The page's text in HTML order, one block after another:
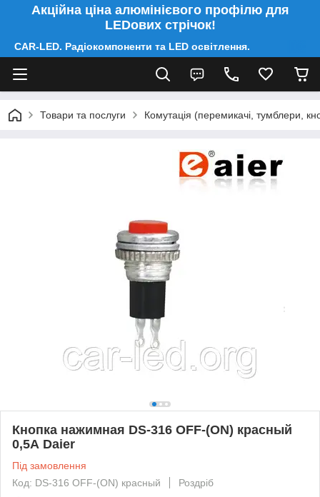
Акційна ціна алюмінієвого профілю для
LEDових стрічок!
CAR-LED. Радіокомпоненти та LED освітлення.
Товари та послуги Комутація (перемикачі, тумблери,
Кнопка нажимная DS-316 OFF-(ON) красный
0,5А Daier
Під замовлення
Код: DS-316 OFF-(ON) красный
Роздріб